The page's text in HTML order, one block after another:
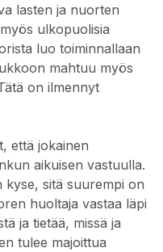
lasten ja nuorten
ulkopuolisia
luo toiminnallaan
mahtuu myös
on ilmennyt
että jokainen
aikuisen vastuulla.
kyse, sitä suurempi on
huoltaja vastaa läpi
ja tietää, missä ja
tulee majoittua